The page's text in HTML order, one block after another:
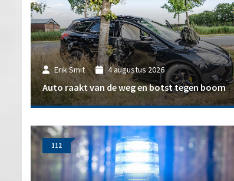
Erik Smit 4 augustus 2026
Auto raakt van de weg en botst tegen boom
112